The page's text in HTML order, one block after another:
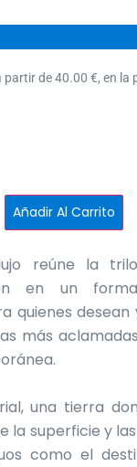
de 40.00 €, en la
Añadir Al Carrito
reúne la
en un
quienes desean
más
una tierra
la superficie y
como el